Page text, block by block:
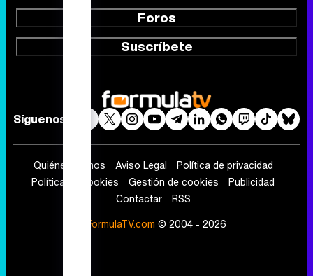
Foros
Suscríbete
Síguenos
Quiénes somos Aviso Legal
Política de privacidad
Política de cookies
Gestión de cookies
Publicidad
Contactar
RSS
FormulaTV.com © 2004 - 2026